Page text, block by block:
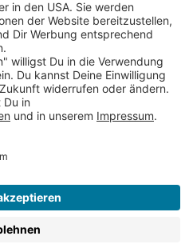
€ Bestellwert innerhalb
innerhalb Deutschlands
Blumenstraße 36, D-70182